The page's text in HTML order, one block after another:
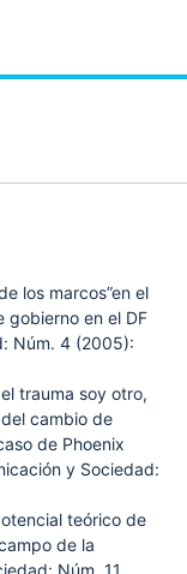
los marcos”en el
gobierno en el DF
Núm. 4 (2005):
trauma soy otro,
cambio de
de Phoenix
y Sociedad:
teórico de
de la